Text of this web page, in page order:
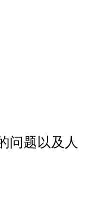
问题以及人